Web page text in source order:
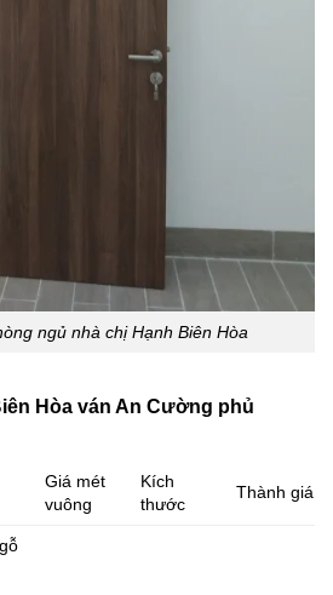
ngủ nhà chị Hạnh Biên Hòa
Hòa ván An Cường phủ
Giá mét
vuông
Kích
thước
Thành giá